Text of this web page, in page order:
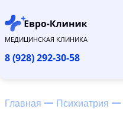
МЕДИЦИНСКАЯ КЛИНИКА
8 (928) 292-30-58
Главная Психиатрия